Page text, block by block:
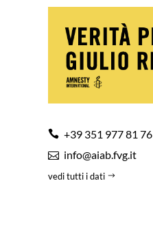
+39 351 977 81 76
info@aiab.fvg.it
vedi tutti i dati